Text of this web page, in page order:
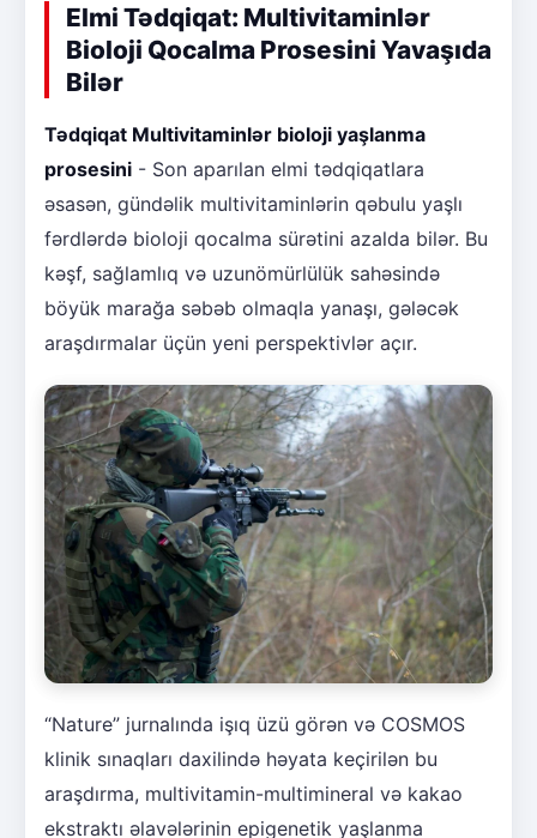
Elmi Tədqiqat: Multivitaminlər
Bioloji Qocalma Prosesini Yavaşıda
Bilər
Tədqiqat Multivitaminlər bioloji yaşlanma
prosesini - Son aparılan elmi tədqiqatlara
əsasən, gündəlik multivitaminlərin qəbulu yaşlı
fərdlərdə bioloji qocalma sürətini azalda bilər. Bu
kəşf, sağlamlıq və uzunömürlülük sahəsində
böyük marağa səbəb olmaqla yanaşı, gələcək
araşdırmalar üçün yeni perspektivlər açır.
“Nature” jurnalında işıq üzü görən və COSMOS
klinik sınaqları daxilində həyata keçirilən bu
araşdırma, multivitamin-multimineral və kakao
ekstraktı əlavələrinin epigenetik yaşlanma